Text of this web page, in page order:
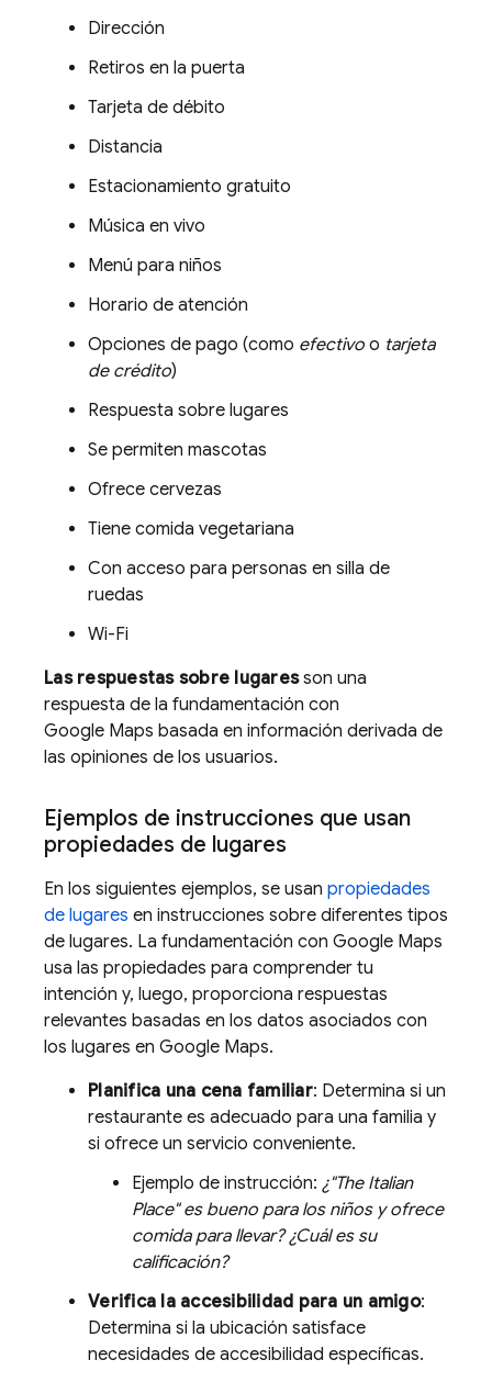
Dirección
Retiros en la puerta
Tarjeta de débito
Distancia
Estacionamiento gratuito
Música en vivo
Menú para niños
Horario de atención
Opciones de pago (como efectivo o tarjeta
de crédito)
Respuesta sobre lugares
Se permiten mascotas
Ofrece cervezas
Tiene comida vegetariana
Con acceso para personas en silla de
ruedas
Wi-Fi
Las respuestas sobre lugaresson una
respuesta de la fundamentación con
Google Maps basada en información derivada de
las opiniones de los usuarios.
Ejemplos de instrucciones que usan
propiedades de lugares
En los siguientes ejemplos, se usan propiedades
de lugares en instrucciones sobre diferentes tipos
de lugares. La fundamentación con Google Maps
usa las propiedades para comprender tu
intención y, luego, proporciona respuestas
relevantes basadas en los datos asociados con
los lugares en Google Maps.
Planifica una cena familiar: Determina si un
restaurante es adecuado para una familia y
si ofrece un servicio conveniente.
Ejemplo de instrucción: ¿"The Italian
Place" es bueno para los niños y ofrece
comida para llevar? ¿Cuál es su
calificación?
Verifica la accesibilidad para un amigo:
Determina si la ubicación satisface
necesidades de accesibilidad específicas.